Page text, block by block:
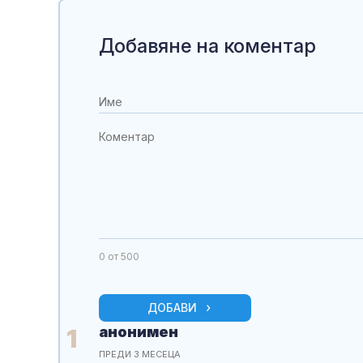
Добавяне на коментар
0 от 500
ДОБАВИ
1 анонимен
ПРЕДИ 3 МЕСЕЦА